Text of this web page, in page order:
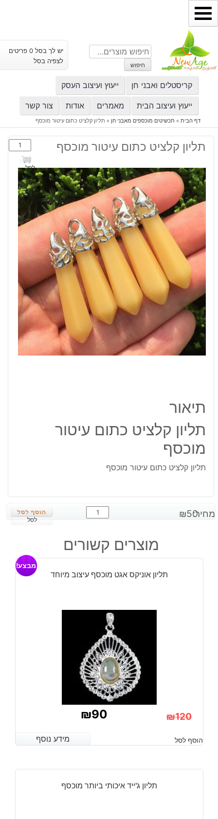
דילוג
לתוכן
חיפוש
עבור:
חיפוש
יש לך בסל 0 פריטים
לצפיה בסל
קריסטלים ואבני חן ייעוץ ועיצוב העסק
ייעוץ ועיצוב הבית מאמרים אודות צור קשר
דף הבית» תכשיטים מוכספים מאבני חן » תליון קלציט כתום עיטור מוכסף
תליון קלציט כתום עיטור מוכסף
כמות
של
תליון
קלציט
כתום
עיטור
מוכסף
לסל
תיאור
תליון קלציט כתום עיטור
מוכסף
תליון קלציט כתום עיטור מוכסף
מחיר: ₪50
כמות
של
קלציט
כתום
מוכסף
לסל
מוצרים קשורים
תליון אוניקס אגט מוכסף עיצוב מיוחד
מבצע!
₪120
המקורי
היה:
₪90
הנוכחי
הוא:
מידע נוסף הוסף לסל מידע נוסף
תליון ג'ייד איכותי ביותר מוכסף